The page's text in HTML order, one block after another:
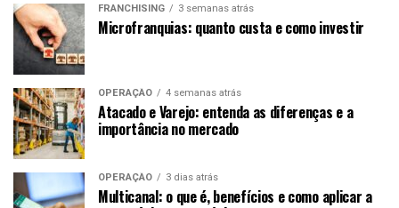
FRANCHISING 3 semanas atrás
Microfranquias: quanto custa e como investir
OPERAÇÃO 4 semanas atrás
Atacado e Varejo: entenda as diferenças e a
importância no mercado
OPERAÇÃO 3 dias atrás
Multicanal: o que é, benefícios e como aplicar a